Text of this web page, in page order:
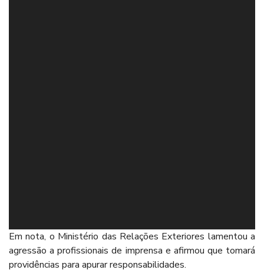
Em nota, o Ministério das Relações Exteriores lamentou a
agressão a profissionais de imprensa e afirmou que tomará
providências para apurar responsabilidades.